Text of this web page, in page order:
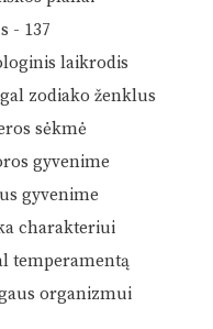
- 137
laikrodis
zodiako ženklus
sėkmė
gyvenime
gyvenime
charakteriui
temperamentą
organizmui